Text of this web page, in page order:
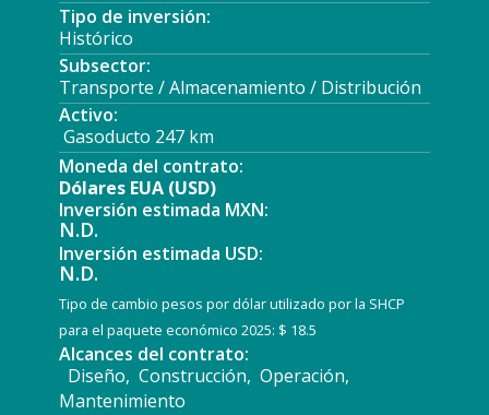
Tipo de inversión:
Histórico
Subsector:
Transporte / Almacenamiento / Distribución
Activo:
Gasoducto 247 km
Moneda del contrato:
Dólares EUA (USD)
Inversión estimada MXN:
N.D.
Inversión estimada USD:
N.D.
Tipo de cambio pesos por dólar utilizado por la SHCP
para el paquete económico 2025: $ 18.5
Alcances del contrato:
Diseño, Construcción, Operación,
Mantenimiento